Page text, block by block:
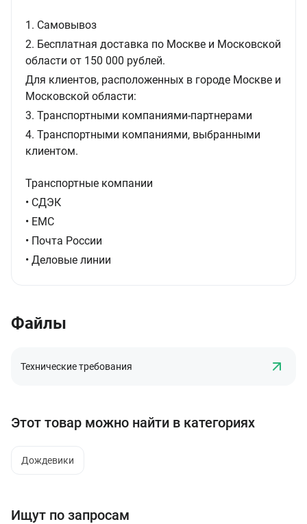
1. Самовывоз
2. Бесплатная доставка по Москве и Московской
области от 150 000 рублей.
Для клиентов, расположенных в городе Москве и
Московской области:
3. Транспортными компаниями-партнерами
4. Транспортными компаниями, выбранными
клиентом.
Транспортные компании
• СДЭК
• ЕМС
• Почта России
• Деловые линии
Файлы
Технические требования
Этот товар можно найти в категориях
Дождевики
Ищут по запросам